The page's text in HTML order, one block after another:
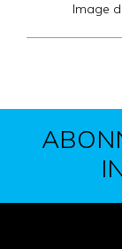
Image